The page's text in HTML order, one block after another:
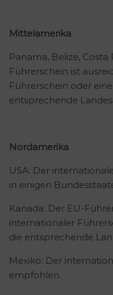
Mittelamerika
Panama, Belize, Costa
Führerschein ist
Führerschein oder
entsprechende
Nordamerika
USA: Der
in einigen
Kanada: Der EU-
internationaler
die entsprechende
Mexiko: Der
empfohlen.